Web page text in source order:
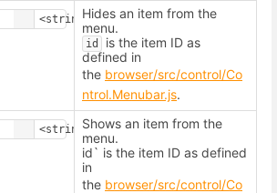
Hides an item from the
menu.
id
is the item ID as
defined in
the browser/src/control/Co
ntrol.Menubar.js.
Shows an item from the
menu.
id` is the item ID as defined
in
the browser/src/control/Co